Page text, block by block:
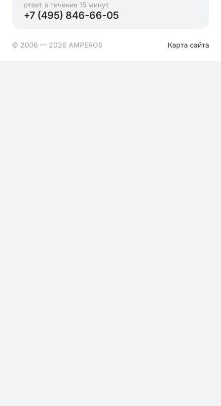
ответ в течение 15 минут
+7 (495) 846-66-05
© 2006 — 2026 AMPEROS Карта сайта